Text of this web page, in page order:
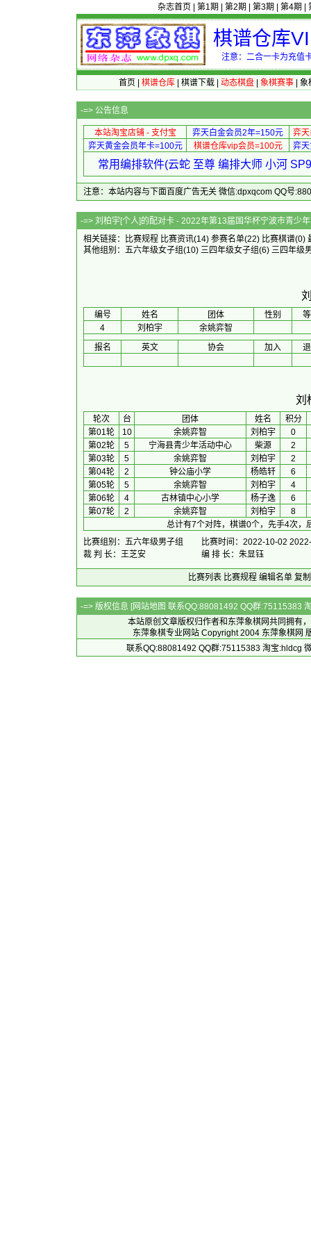
杂志首页 第1期 第2期 第3期 第4期
棋谱仓库
注意：二合一卡为充值
首页 棋谱仓库| 棋谱下载| 动态棋盘| 象棋赛事| 象
-=> 公告信息
本站淘宝店铺 - 支付宝 弈天白金会员2年=150元
弈
弈天黄金会员年卡=100元
棋谱仓库vip会员=100元 弈
常用编排软件(云蛇 至尊 编排大师 小河
注意：本站内容与下面百度广告无关 微信:dpxqcom QQ号
-=> 刘柏宇[个人]的配对卡 - 2022年第13届国华杯
相关链接：
比赛规程 比赛资讯(14) 参赛名单(22) 比赛棋谱(0)
其他组别： 五六年级女子组(10) 三四年级女子组(6) 三四年级
编号 姓名 团体 性别
4
刘柏宇
余姚弈智
报名
英文 协会 加入
刘
轮次 台 团体 姓名
积分
第01轮
10 余姚弈智 刘柏宇
0
第02轮
5 宁海县青少年活动中心 柴源
2
第03轮
5 余姚弈智 刘柏宇
2
第04轮
2 钟公庙小学 杨皓轩
6
第05轮
5 余姚弈智 刘柏宇
4
第06轮
4 古林镇中心小学 杨子逸
6
第07轮
2 余姚弈智 刘柏宇
8
总计有7个对阵，棋谱0个，先手4次，
比赛组别：五六年级男子组
比赛时间：2022-10-02
裁 判 长：王芝安
编 排 长：朱显钰
比赛列表 比赛规程 编辑名单 复
-=> 版权信息 [网站地图 联系QQ:88081492 QQ群:75115383
本站原创文章版权归作者和 东萍象棋网共同拥有
东萍象棋专业网站 Copyright 2004 东萍象棋网
联系QQ:88081492 QQ群:75115383 淘宝:hldcg